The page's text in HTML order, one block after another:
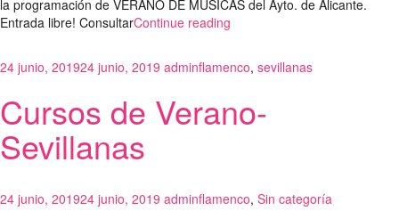
la programación de VERANO DE MÚSICAS del Ayto. de Alicante.
Entrada libre! ConsultarContinue reading
24 junio, 201924 junio, 2019 adminflamenco, sevillanas
Cursos de Verano-
Sevillanas
24 junio, 201924 junio, 2019 adminflamenco, Sin categoría